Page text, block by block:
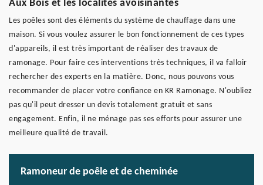
Aux Bois et les localités avoisinantes
Les poêles sont des éléments du système de chauffage dans une
maison. Si vous voulez assurer le bon fonctionnement de ces types
d'appareils, il est très important de réaliser des travaux de
ramonage. Pour faire ces interventions très techniques, il va falloir
rechercher des experts en la matière. Donc, nous pouvons vous
recommander de placer votre confiance en KR Ramonage. N'oubliez
pas qu'il peut dresser un devis totalement gratuit et sans
engagement. Enfin, il ne ménage pas ses efforts pour assurer une
meilleure qualité de travail.
Ramoneur de poêle et de cheminée